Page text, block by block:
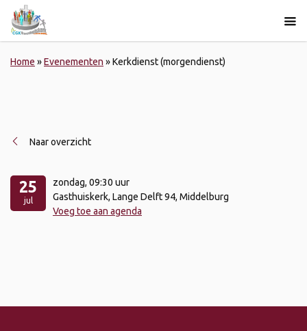
Home »Evenementen »Kerkdienst (morgendienst)
Naar overzicht
25
jul
zondag, 09:30 uur
Gasthuiskerk, Lange Delft 94, Middelburg
Voeg toe aan agenda